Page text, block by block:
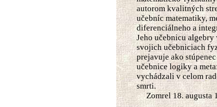
autorom kvalitných
učebníc matematiky,
diferenciálneho a
Jeho učebnicu
svojich učebniciach
prejavuje ako
učebnice logiky a
vychádzali v celom
smrti.
Zomrel 18. augusta